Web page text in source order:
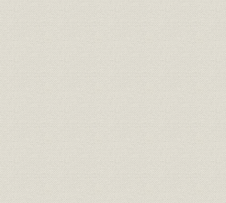
広告宣伝
初期の主な松坂屋提供ラジオ番
組
1951年(
29年)
事業所 外壁を一新した名古屋店 [1953年(
事業所
総面積2万4,200m2の上野店南
館が完成
[1957年(
事業所
新館が落成した静岡店(1957
年)、大阪店(1950年代)
1957年(昭
(昭和20年
売上
婦人服のおける既製服・オーダ
ー比率
1950年代
財務・業績 業績推移
1958年度(
度(昭和39
組織 本社組織図、各店組織図 1958年(昭
従業員:人事 各店外商員人員推移
1955年(昭
35年)